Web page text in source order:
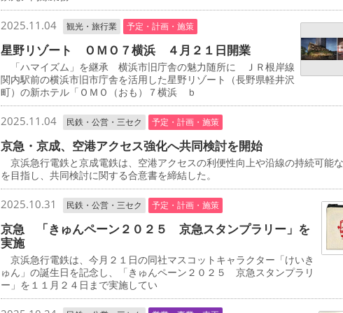
2025.11.04 観光・旅行業 予定・計画・施策
星野リゾート ＯＭＯ７横浜 ４月２１日開業
「ハマイズム」を継承 横浜市旧庁舎の魅力随所に ＪＲ根岸線
関内駅前の横浜市旧市庁舎を活用した星野リゾート（長野県軽井沢
町）の新ホテル「ＯＭＯ（おも）７横浜 ｂ
2025.11.04 民鉄・公営・三セク 予定・計画・施策
京急・京成、空港アクセス強化へ共同検討を開始
京浜急行電鉄と京成電鉄は、空港アクセスの利便性向上や沿線の持続可能
を目指し、共同検討に関する合意書を締結した。
2025.10.31 民鉄・公営・三セク 予定・計画・施策
京急 「きゅんペーン２０２５ 京急スタンプラリー」を
実施
京浜急行電鉄は、今月２１日の同社マスコットキャラクター「けいき
ゅん」の誕生日を記念し、「きゅんペーン２０２５ 京急スタンプラリ
ー」を１１月２４日まで実施してい